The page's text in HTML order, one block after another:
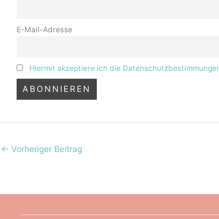
E-Mail-Adresse
Hiermit akzeptiere ich die
← Vorheriger Beitrag